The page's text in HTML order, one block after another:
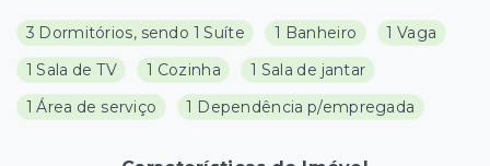
3 Dormitórios, sendo 1 Suíte 1 Banheiro
1 Vaga
1 Sala de TV
1 Cozinha
1 Sala de jantar
1 Área de serviço
1 Dependência p/empregada